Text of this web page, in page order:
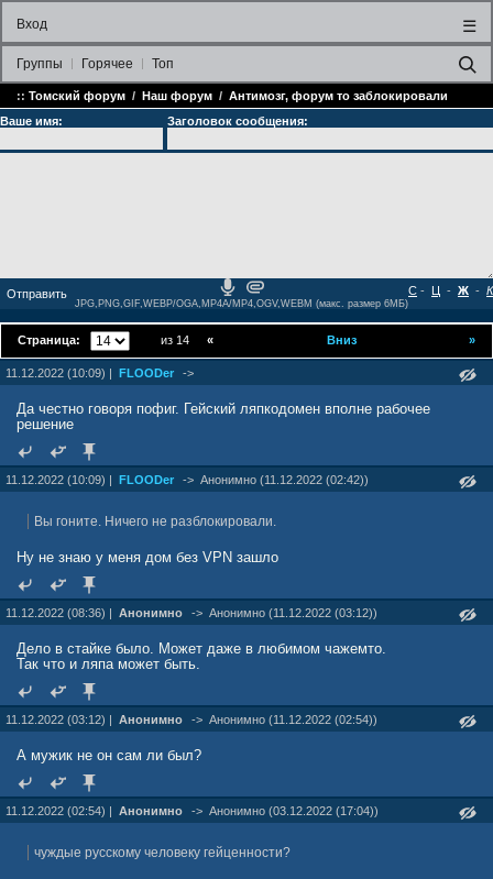
Вход ☰
Группы Горячее Топ
:: Томский форум / Наш форум / Антимозг, форум то заблокировали
Ваше имя:
Заголовок сообщения:
- Ц - Ж - К
С
JPG,PNG,GIF,WEBP/OGA,MP4A/MP4,OGV,WEBM (макс. размер 6МБ)
Страница: из 14 »
« Вниз
11.12.2022 (10:09) | FLOODer ->
Да честно говоря пофиг. Гейский ляпкодомен вполне рабочее
решение
11.12.2022 (10:09) | FLOODer -> Анонимно (11.12.2022 (02:42))
Вы гоните. Ничего не разблокировали.
Ну не знаю у меня дом без VPN зашло
11.12.2022 (08:36) | Анонимно -> Анонимно (11.12.2022 (03:12))
Дело в стайке было. Может даже в любимом чажемто.
Так что и ляпа может быть.
11.12.2022 (03:12) | Анонимно -> Анонимно (11.12.2022 (02:54))
А мужик не он сам ли был?
11.12.2022 (02:54) | Анонимно -> Анонимно (03.12.2022 (17:04))
чуждые русскому человеку гейценности?